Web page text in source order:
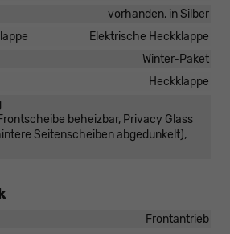
vorhanden, in Silber
Elektrische Heckklappe
Winter-Paket
Heckklappe
beheizbar, Privacy Glass
Seitenscheiben abgedunkelt),
Frontantrieb